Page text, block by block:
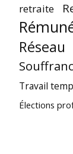
retraite
Réseau
Travail
Élections